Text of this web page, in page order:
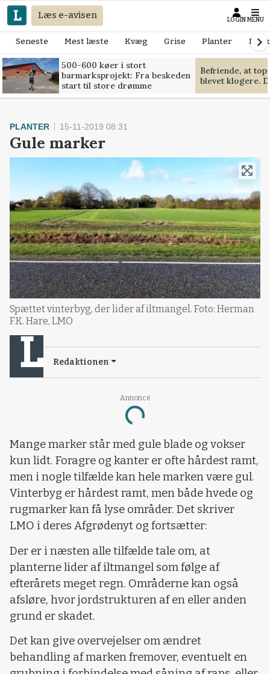
Læs e-avisen LOGIN MENU
Seneste Mest læste Kvæg Grise Planter
500-600 køer i stort
barmarksprojekt: Fra beskeden
start til store drømme
Befriende, at
blevet klogere.
Annonce
Loading...
PLANTER 15-11-2019 08:31
Gule marker
Spættet vinterbyg, der lider af iltmangel. Foto: Herman
F.K. Hare, LMO
Redaktionen
Mange marker står med gule blade og vokser
kun lidt. Foragre og kanter er ofte hårdest ramt,
men i nogle tilfælde kan hele marken være gul.
Vinterbyg er hårdest ramt, men både hvede og
rugmarker kan få lyse områder. Det skriver
LMO i deres Afgrødenyt og fortsætter:
Der er i næsten alle tilfælde tale om, at
planterne lider af iltmangel som følge af
efterårets meget regn. Områderne kan også
afsløre, hvor jordstrukturen af en eller anden
grund er skadet.
Det kan give overvejelser om ændret
behandling af marken fremover, eventuelt en